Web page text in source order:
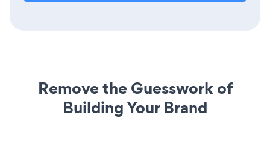
Remove the Guesswork of
Building Your Brand